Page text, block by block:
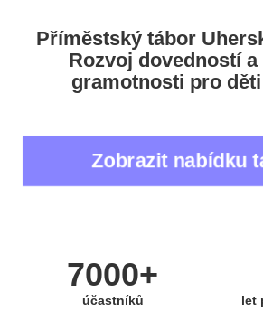
Příměstský tábor
Rozvoj dovedností
gramotnosti pro
Zobrazit nabídku
7000+
účastníků let